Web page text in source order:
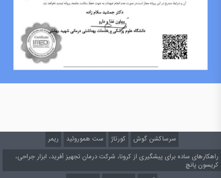
سرساکشن گوش کورتاژ ست هموروئید
ریمر
راهکارهای ساده برای پیشگیری از کرونا، شرکت درمان تجهیز آفرید، ابزار جراحی،
کریسون پانچ